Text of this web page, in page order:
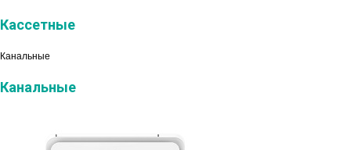
Кассетные
Канальные
Канальные